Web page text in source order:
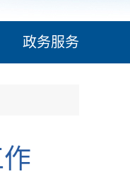
政务服务